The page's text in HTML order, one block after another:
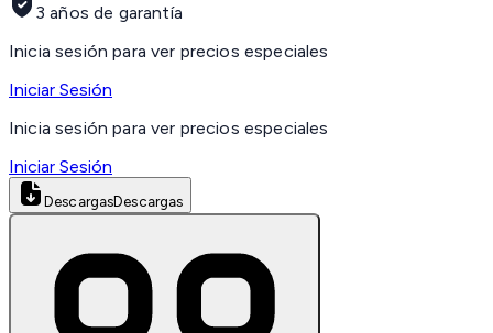
3 años de garantía
Inicia sesión para ver precios especiales
Iniciar Sesión
Inicia sesión para ver precios especiales
Iniciar Sesión
DescargasDescargas